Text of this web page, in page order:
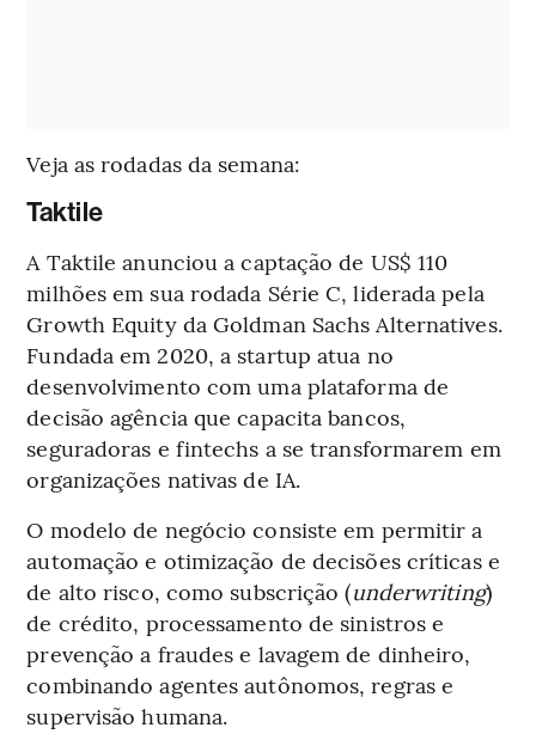
Veja as rodadas da semana:
Taktile
A Taktile anunciou a captação de US$ 110
milhões em sua rodada Série C, liderada pela
Growth Equity da Goldman Sachs Alternatives.
Fundada em 2020, a startup atua no
desenvolvimento com uma plataforma de
decisão agência que capacita bancos,
seguradoras e fintechs a se transformarem em
organizações nativas de IA.
O modelo de negócio consiste em permitir a
automação e otimização de decisões críticas e
de alto risco, como subscrição (underwriting)
de crédito, processamento de sinistros e
prevenção a fraudes e lavagem de dinheiro,
combinando agentes autônomos, regras e
supervisão humana.